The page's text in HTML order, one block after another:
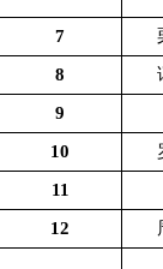
7
8
9
10
11
12